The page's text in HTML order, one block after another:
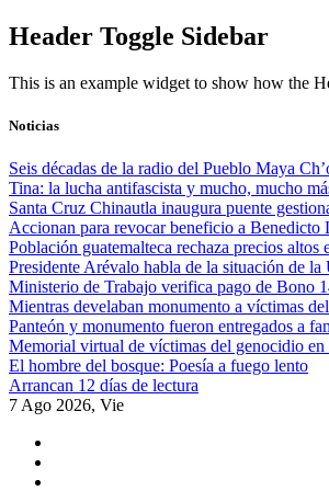
Skip
to
Header Toggle Sidebar
This is an example widget to show how the
Noticias
Seis décadas de la radio del Pueblo Maya
Tina: la lucha antifascista y mucho, mucho
Santa Cruz Chinautla inaugura puente
Accionan para revocar beneficio a Benedicto
Población guatemalteca rechaza precios altos
Presidente Arévalo habla de la situación de
Ministerio de Trabajo verifica pago de Bono
Mientras develaban monumento a víctimas
Panteón y monumento fueron entregados a
Memorial virtual de víctimas del genocidio
El hombre del bosque: Poesía a fuego lento
Arrancan 12 días de lectura
7 Ago 2026, Vie